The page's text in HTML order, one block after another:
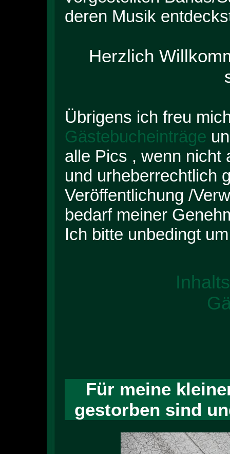
deren Musik
Herzlich
Übrigens ich freu
Gästebucheinträge
alle Pics , wenn nicht
und urheberrechtlich
Veröffentlichung /
bedarf meiner
Ich bitte unbedingt
Für meine
gestorben sind